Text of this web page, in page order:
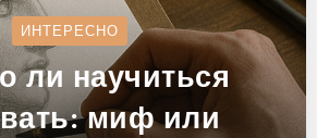
ИНТЕРЕСНО
ли научиться
миф или